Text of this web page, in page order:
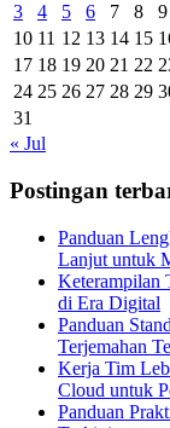
3
4 5 6 7 8
9
10 11 12 13 14 15
17 18 19 20 21 22
24 25 26 27 28 29
31
« Jul
Postingan
Panduan
Lanjut untuk
Keterampilan
di Era Digital
Panduan
Terjemahan
Kerja Tim
Cloud untuk
Panduan